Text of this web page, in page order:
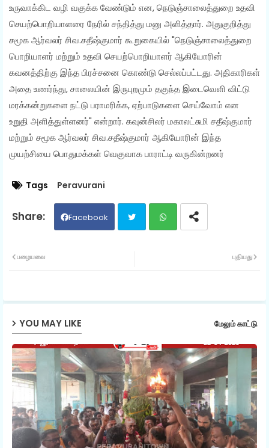
உருவாக்கிட வழி வகுக்க வேண்டும் என, நெடுஞ்சாலைத்துறை உதவி
செயற்பொறியாளரை நேரில் சந்தித்து மனு அளித்தார். அதுகுறித்து
சமூக ஆர்வலர் சிவ.சதீஷ்குமார் கூறுகையில் "நெடுஞ்சாலைத்துறை
பொறியாளர் மற்றும் உதவி செயற்பொறியாளர் ஆகியோரின்
கவனத்திற்கு இந்த பிரச்சனை கொண்டு செல்லப்பட்டது. அதிகாரிகள்
அதை உணர்ந்து, சாலையின் இருபுறமும் தகுந்த இடைவெளி விட்டு
மரக்கன்றுகளை நட்டு பராமரிக்க, ஏற்பாடுகளை செய்வோம் என
உறுதி அளித்துள்ளனர்" என்றார். கவுன்சிலர் மகாலட்சுமி சதீஷ்குமார்
மற்றும் சமூக ஆர்வலர் சிவ.சதீஷ்குமார் ஆகியோரின் இந்த
முயற்சியை பொதுமக்கள் வெகுவாக பாராட்டி வருகின்றனர்
Tags Peravurani
Facebook
ap
புதியது
பழையவை
YOU MAY LIKE மேலும் காட்டு